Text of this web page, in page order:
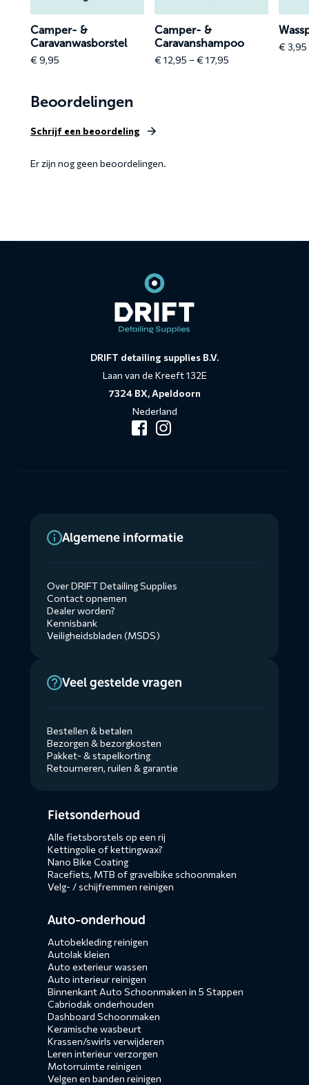
Camper- &
Caravanwasborstel
€9,95
Camper- &
Caravanshampoo
€12,95 –€17,95Price
€3,95
Beoordelingen
Schrijf een beoordeling
Er zijn nog geen beoordelingen.
DRIFT detailing supplies B.V.
Laan van de Kreeft 132E
7324 BX, Apeldoorn
Nederland
Algemene informatie
Over DRIFT Detailing Supplies
Contact opnemen
Dealer worden?
Kennisbank
Veiligheidsbladen (MSDS)
Veel gestelde vragen
Bestellen & betalen
Bezorgen & bezorgkosten
Pakket- & stapelkorting
Retourneren, ruilen & garantie
menusFietsonderhoud
Alle fietsborstels op een rij
Kettingolie of kettingwax?
Nano Bike Coating
Racefiets, MTB of gravelbike schoonmaken
Velg- / schijfremmen reinigen
Auto-onderhoud
Autobekleding reinigen
Autolak kleien
Auto exterieur wassen
Auto interieur reinigen
Binnenkant Auto Schoonmaken in 5 Stappen
Cabriodak onderhouden
Dashboard Schoonmaken
Keramische wasbeurt
Krassen/swirls verwijderen
Leren interieur verzorgen
Motorruimte reinigen
Velgen en banden reinigen